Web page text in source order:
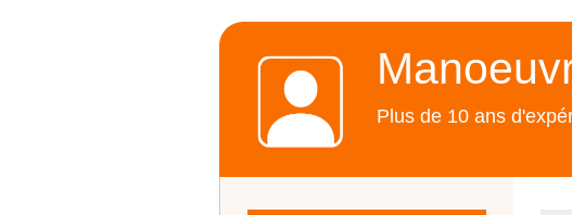
Plus de 10 ans